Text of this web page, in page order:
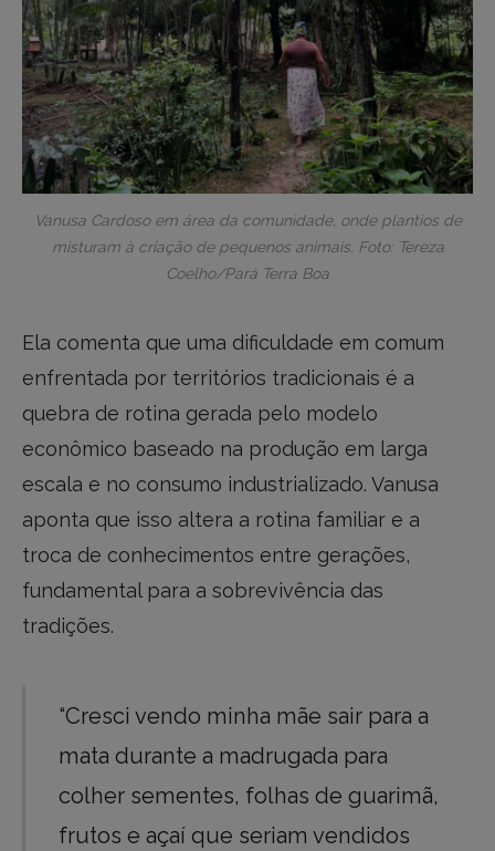
Vanusa Cardoso em área da comunidade, onde plantios de
misturam à criação de pequenos animais. Foto: Tereza
Coelho/Pará Terra Boa
Ela comenta que uma dificuldade em comum
enfrentada por territórios tradicionais é a
quebra de rotina gerada pelo modelo
econômico baseado na produção em larga
escala e no consumo industrializado. Vanusa
aponta que isso altera a rotina familiar e a
troca de conhecimentos entre gerações,
fundamental para a sobrevivência das
tradições.
“Cresci vendo minha mãe sair para a
mata durante a madrugada para
colher sementes, folhas de guarimã,
frutos e açaí que seriam vendidos